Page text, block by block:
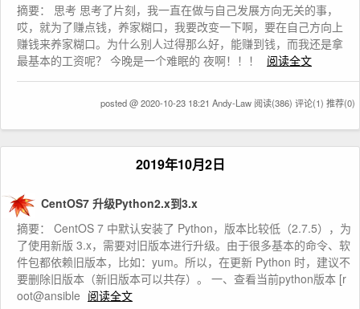
摘要： 思考 思考了片刻，我一直在做与自己发展方向无关的事，
哎，就为了赚点钱，养家糊口，我要改变一下啊，要在自己方向上
赚钱来养家糊口。为什么别人过得那么好，能赚到钱，而我还是拿
最基本的工资呢？ 今晚是一个难眠的 夜啊！！！
阅读全文
posted @ 2020-10-23 18:21 Andy-Law 阅读(386) 评论(1) 推荐(0)
2019年10月2日
CentOS7 升级Python2.x到3.x
摘要： CentOS 7 中默认安装了 Python，版本比较低（2.7.5），为
了使用新版 3.x，需要对旧版本进行升级。由于很多基本的命令、软
件包都依赖旧版本，比如：yum。所以，在更新 Python 时，建议不
要删除旧版本（新旧版本可以共存）。 一、查看当前python版本 [r
oot@ansible 阅读全文